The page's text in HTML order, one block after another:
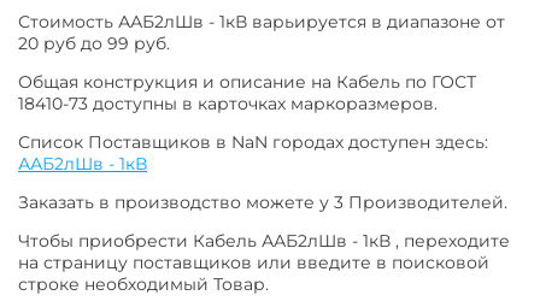
Стоимость ААБ2лШв - 1кВ варьируется в диапазоне от
20 руб до 99 руб.
Общая конструкция и описание на Кабель по ГОСТ
18410-73 доступны в карточках маркоразмеров.
Список Поставщиков в NaN городах доступен здесь:
ААБ2лШв - 1кВ
Заказать в производство можете у 3 Производителей.
Чтобы приобрести Кабель ААБ2лШв - 1кВ , переходите
на страницу поставщиков или введите в поисковой
строке необходимый Товар.